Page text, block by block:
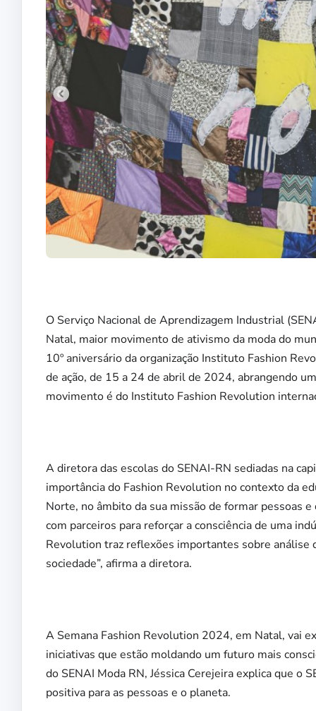
O Serviço Nacional de Aprendizagem Industrial
Natal, maior movimento de ativismo da moda do
10º aniversário da organização Instituto Fashion
de ação, de 15 a 24 de abril de 2024, abrangendo
movimento é do Instituto Fashion Revolution
A diretora das escolas do SENAI-RN sediadas na
importância do Fashion Revolution no contexto da
Norte, no âmbito da sua missão de formar pessoas
com parceiros para reforçar a consciência de uma
Revolution traz reflexões importantes sobre análise
sociedade”, afirma a diretora.
A Semana Fashion Revolution 2024, em Natal, vai
iniciativas que estão moldando um futuro mais
do SENAI Moda RN, Jéssica Cerejeira explica que o
positiva para as pessoas e o planeta.